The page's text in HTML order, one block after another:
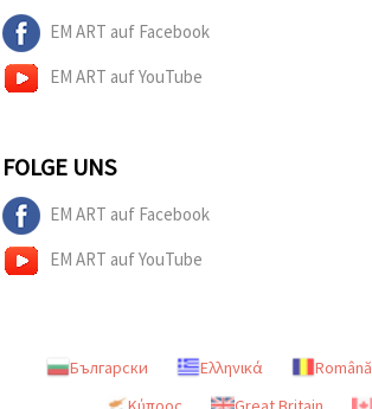
EM ART auf Facebook
EM ART auf YouTube
FOLGE UNS
EM ART auf Facebook
EM ART auf YouTube
Български Ελληνικά Română